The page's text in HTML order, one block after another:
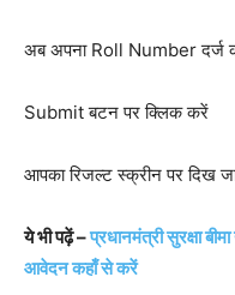
अब अपना Roll Number दर्ज
Submit बटन पर क्लिक करें
आपका रिजल्ट स्क्रीन पर दिख
ये भी पढ़ें –प्रधानमंत्री सुरक्षा
आवेदन कहाँ से करें